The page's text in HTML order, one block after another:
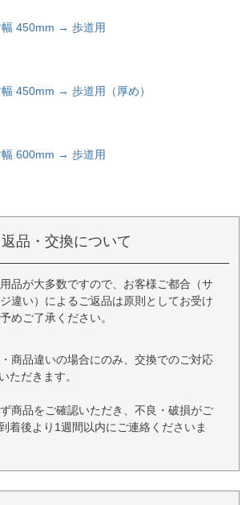
幅 450mm → 歩道用
幅 450mm → 歩道用（厚め）
幅 600mm → 歩道用
返品・交換について
品が大多数ですので、お客様ご都合（サ
違い）によるご返品は原則としてお受け
めご了承ください。
商品違いの場合にのみ、交換でのご対応
ただきます。
商品をご確認いただき、不良・破損がご
着後より1週間以内にご連絡くださいま